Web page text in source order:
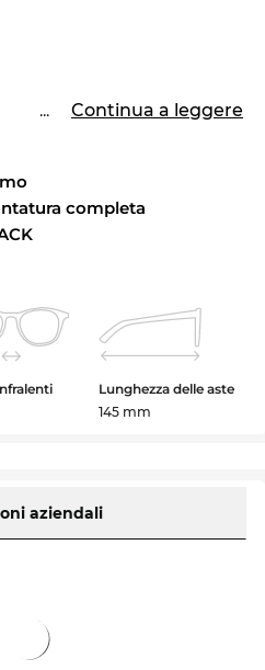
... Continua a leggere
completa
Lunghezza delle aste
145 mm
aziendali